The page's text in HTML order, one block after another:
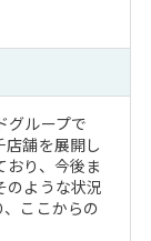
グループで
舗を展開し
り、今後ま
のような状況
ここからの